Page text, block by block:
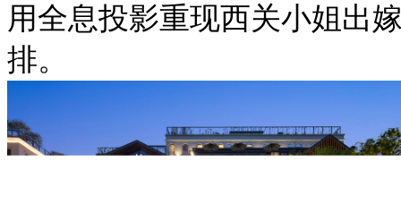
用全息投影重现西关小姐出
排。